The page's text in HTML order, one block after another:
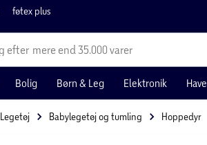
føtex plus
mere end 35.000 varer
Bolig Børn & Leg Elektronik Have
Legetøj Babylegetøj og tumling Hoppedyr